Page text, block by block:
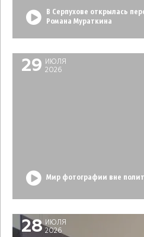
В Серпухове открылась
Романа Мураткина
29
ИЮЛЯ
2026
Мир фотографии вне
28 ИЮЛЯ
2026